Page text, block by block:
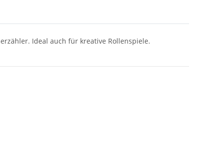
Ideal auch für kreative Rollenspiele.